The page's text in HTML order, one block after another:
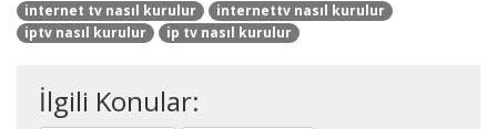
internet tv nasıl kurulur
internettv nasıl kurulur
iptv nasıl kurulur
ip tv nasıl kurulur
İlgili Konular: